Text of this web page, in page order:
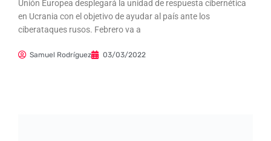
Unión Europea desplegará la unidad de respuesta cibernética
en Ucrania con el objetivo de ayudar al país ante los
ciberataques rusos. Febrero va a
Samuel Rodríguez 03/03/2022